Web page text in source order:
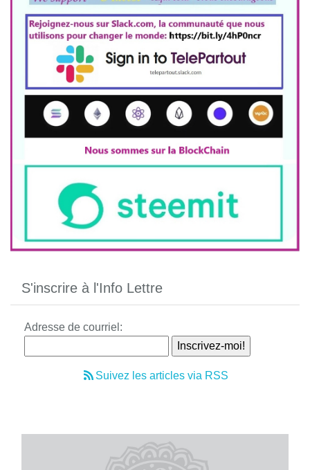
S'inscrire à l'Info Lettre
Adresse de courriel:
Suivez les articles via RSS